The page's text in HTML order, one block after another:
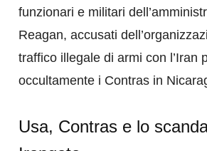
funzionari e militari
Reagan, accusati
traffico illegale di armi con l’Iran
occultamente i Contras in
Usa, Contras e lo